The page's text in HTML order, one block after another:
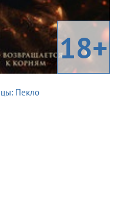
18+
Пекло